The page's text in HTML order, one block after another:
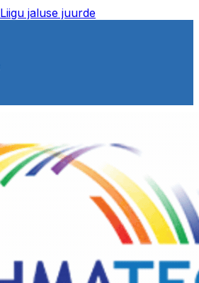
Liigu jaluse juurde